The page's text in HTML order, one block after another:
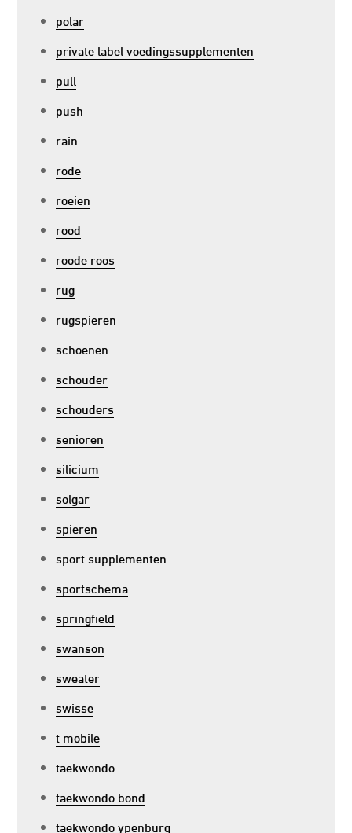
polar
private label voedingssupplementen
pull
push
rain
rode
roeien
rood
roode roos
rug
rugspieren
schoenen
schouder
schouders
senioren
silicium
solgar
spieren
sport supplementen
sportschema
springfield
swanson
sweater
swisse
t mobile
taekwondo
taekwondo bond
taekwondo ypenburg